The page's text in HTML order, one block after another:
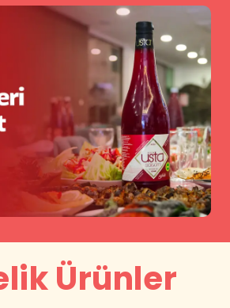
Ürünler